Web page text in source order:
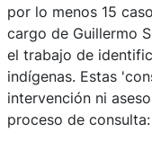
por lo menos 15
cargo de Guillermo
el trabajo de
indígenas. Estas
intervención ni
proceso de